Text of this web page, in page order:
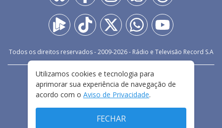
Todos os direitos reservados - 2009-2026- Rádio e Televisão Record S.A
FALE CONOSCO
PRIVACIDADE
TERMOS E CONDIÇÕES DE USO
Utilizamos cookies e tecnologia para
aprimorar sua experiência de navegação de
acordo com o Aviso de Privacidade.
FECHAR